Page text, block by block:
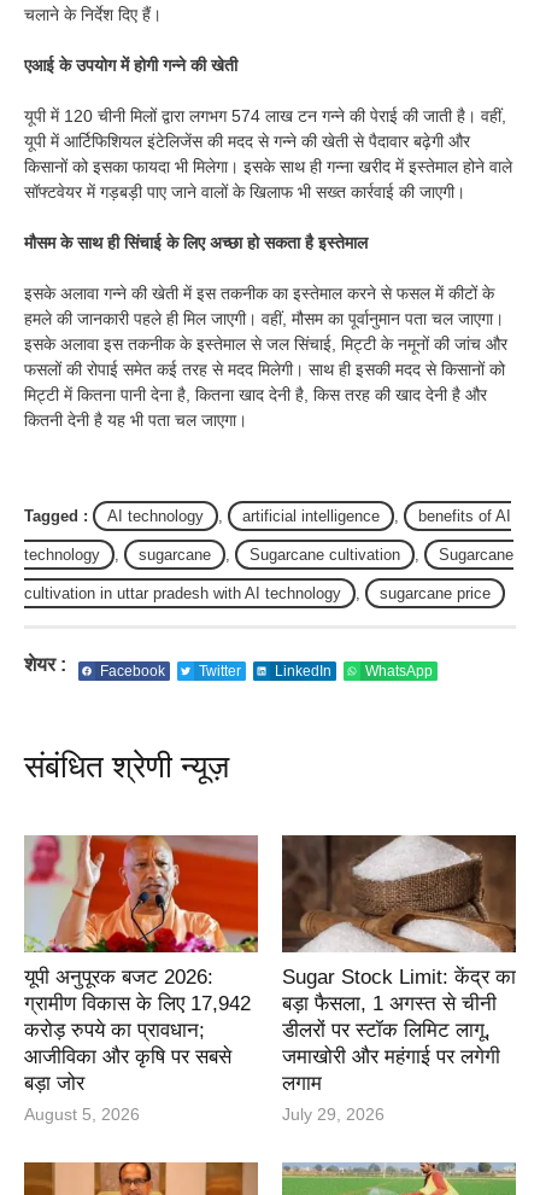
चलाने के निर्देश दिए हैं।
एआई के उपयोग में होगी गन्ने की खेती
यूपी में 120 चीनी मिलों द्वारा लगभग 574 लाख टन गन्ने की पेराई की जाती है। वहीं,
यूपी में आर्टिफिशियल इंटेलिजेंस की मदद से गन्ने की खेती से पैदावार बढ़ेगी और
किसानों को इसका फायदा भी मिलेगा। इसके साथ ही गन्ना खरीद में इस्तेमाल होने वाले
सॉफ्टवेयर में गड़बड़ी पाए जाने वालों के खिलाफ भी सख्त कार्रवाई की जाएगी।
मौसम के साथ ही सिंचाई के लिए अच्छा हो सकता है इस्तेमाल
इसके अलावा गन्ने की खेती में इस तकनीक का इस्तेमाल करने से फसल में कीटों के
हमले की जानकारी पहले ही मिल जाएगी। वहीं, मौसम का पूर्वानुमान पता चल जाएगा।
इसके अलावा इस तकनीक के इस्तेमाल से जल सिंचाई, मिट्टी के नमूनों की जांच और
फसलों की रोपाई समेत कई तरह से मदद मिलेगी। साथ ही इसकी मदद से किसानों को
मिट्टी में कितना पानी देना है, कितना खाद देनी है, किस तरह की खाद देनी है और
कितनी देनी है यह भी पता चल जाएगा।
Tagged : AI technology artificial intelligence benefits of AI
technology sugarcane Sugarcane cultivation Sugarcane
cultivation in uttar pradesh with AI technology sugarcane price
शेयर : Facebook Twitter LinkedIn WhatsApp
संबंधित श्रेणी न्यूज़
यूपी अनुपूरक बजट 2026:
ग्रामीण विकास के लिए 17,942
करोड़ रुपये का प्रावधान;
आजीविका और कृषि पर सबसे
बड़ा जोर
August 5, 2026
Sugar Stock Limit: केंद्र का
बड़ा फैसला, 1 अगस्त से चीनी
डीलरों पर स्टॉक लिमिट लागू,
जमाखोरी और महंगाई पर लगेगी
लगाम
July 29, 2026